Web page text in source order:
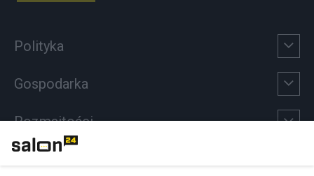
Polityka
Gospodarka
Rozmaitości